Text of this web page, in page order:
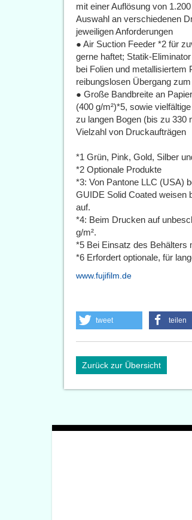
mit einer Auflösung von
Auswahl an verschiedenen
jeweiligen Anforderungen
● Air Suction Feeder *2 für
gerne haftet; Statik-
bei Folien und metallisiertem
reibungslosen Übergang
● Große Bandbreite an
(400 g/m²)*5, sowie
zu langen Bogen (bis zu 330
Vielzahl von Druckaufträgen
*1 Grün, Pink, Gold, Silber
*2 Optionale Produkte
*3: Von Pantone LLC (USA)
GUIDE Solid Coated weisen
auf.
*4: Beim Drucken auf
g/m².
*5 Bei Einsatz des Behälters
*6 Erfordert optionale, für
www.fujifilm.de
tweet teilen
Zurück zur Übersicht